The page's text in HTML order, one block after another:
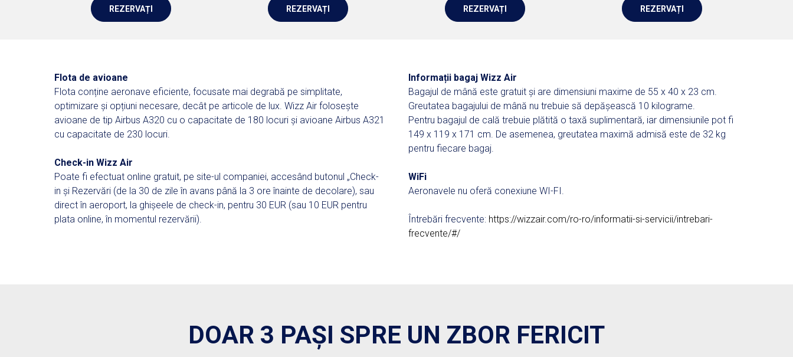
REZERVAȚI REZERVAȚI REZERVAȚI REZERVAȚI
Flota de avioane
Flota conține aeronave eficiente, focusate mai degrabă pe simplitate,
optimizare și opțiuni necesare, decât pe articole de lux. Wizz Air folosește
avioane de tip Airbus A320 cu o capacitate de 180 locuri și avioane Airbus A321
cu capacitate de 230 locuri.
Check-in Wizz Air
Poate fi efectuat online gratuit, pe site-ul companiei, accesând butonul „Check-
in și Rezervări (de la 30 de zile în avans până la 3 ore înainte de decolare), sau
direct în aeroport, la ghișeele de check-in, pentru 30 EUR (sau 10 EUR pentru
plata online, în momentul rezervării).
Informații bagaj Wizz Air
Bagajul de mână este gratuit și are dimensiuni maxime de 55 x 40 x 23 cm.
Greutatea bagajului de mână nu trebuie să depășească 10 kilograme.
Pentru bagajul de cală trebuie plătită o taxă suplimentară, iar dimensiunile pot fi
149 x 119 x 171 cm. De asemenea, greutatea maximă admisă este de 32 kg
pentru fiecare bagaj.
WiFi
Aeronavele nu oferă conexiune WI-FI.
Întrebări frecvente: https://wizzair.com/ro-ro/informatii-si-servicii/intrebari-
frecvente/#/
DOAR 3 PAȘI SPRE UN ZBOR FERICIT